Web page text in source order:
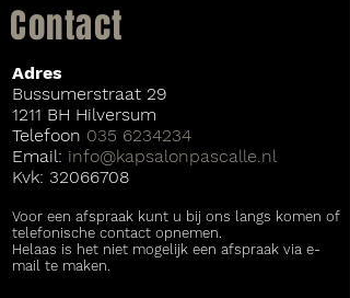
Contact
Adres
Bussumerstraat 29
1211 BH Hilversum
Telefoon 035 6234234
Email: info@kapsalonpascalle.nl
Kvk: 32066708
Voor een afspraak kunt u bij ons langs komen of
telefonische contact opnemen.
Helaas is het niet mogelijk een afspraak via e-
mail te maken.